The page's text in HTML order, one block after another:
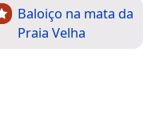
Baloiço na mata da
Praia Velha